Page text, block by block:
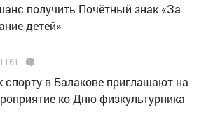
получить Почётный знак «За
детей»
1161
спорту в Балакове приглашают на
ко Дню физкультурника